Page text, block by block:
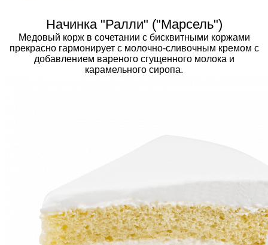
Начинка "Ралли" ("Марсель")
Медовый корж в сочетании с бисквитными коржами
прекрасно гармонирует с молочно-сливочным кремом с
добавлением вареного сгущенного молока и
карамельного сиропа.